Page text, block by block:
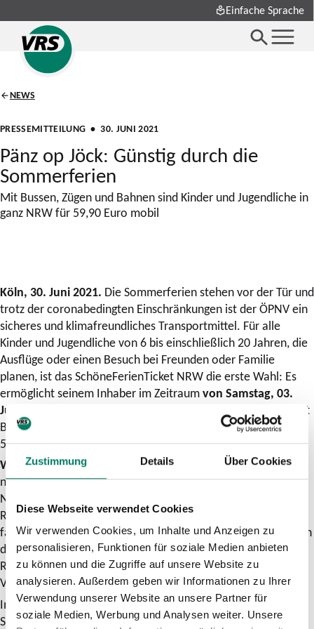
Zustimmung Details Über Cookies
Diese Webseite verwendet Cookies
Wir verwenden Cookies, um Inhalte und Anzeigen zu
personalisieren, Funktionen für soziale Medien anbieten
zu können und die Zugriffe auf unsere Website zu
analysieren. Außerdem geben wir Informationen zu Ihrer
Verwendung unserer Website an unsere Partner für
soziale Medien, Werbung und Analysen weiter. Unsere
Einfache Sprache
NEWS
PRESSEMITTEILUNG • 30. JUNI 2021
Pänz op Jöck: Günstig durch die
Sommerferien
Mit Bussen, Zügen und Bahnen sind Kinder und Jugendliche in
ganz NRW für 59,90 Euro mobil
Köln, 30. Juni 2021. Die Sommerferien stehen vor der Tür und
trotz der coronabedingten Einschränkungen ist der ÖPNV ein
sicheres und klimafreundliches Transportmittel. Für alle
Kinder und Jugendliche von 6 bis einschließlich 20 Jahren, die
Ausflüge oder einen Besuch bei Freunden oder Familie
planen, ist das SchöneFerienTicket NRW die erste Wahl: Es
ermöglicht seinem Inhaber im Zeitraumvon Samstag, 03.
Juli, bis Dienstag, 17. August 2021
, beliebig viele Fahrten mit
Bus, Bahn oder Zug in ganz NRW. Und kostet gerade mal
59,90 Euro.
Wichtig zu wissen:
Das Ferienticket ist nicht übertragbar und
neben Bus und Bahn auch gültig für die 2. Klasse der
Nahverkehrszüge (S-Bahn, RegionalBahn und
RegionalExpress). Geschwister und Freunde unter 6 Jahren
fahren kostenlos mit. Das SchöneFerienTicket ist erhältlich an
den Automaten der Deutschen Bahn (DB), in den DB-
Reisezentren sowie an den Ticketautomaten und in den
Verkaufsstellen vieler weiterer Verkehrsunternehmen.
Im OnlineTicketShop des Mobilitätsportals unter
SchöneFerienTicket NRW können Unternehmungslustige das